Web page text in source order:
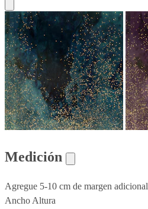
Medición
Agregue 5-10 cm de margen adicional
Ancho Altura